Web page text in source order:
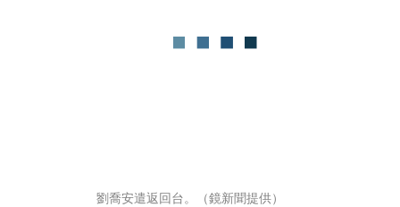
劉喬安遣返回台。（鏡新聞提供）